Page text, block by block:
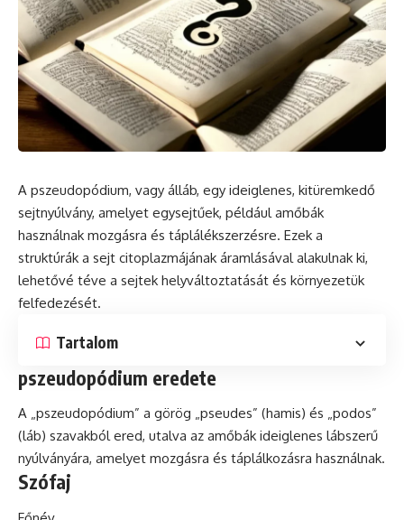
A pszeudopódium, vagy álláb, egy ideiglenes, kitüremkedő
sejtnyúlvány, amelyet egysejtűek, például amőbák
használnak mozgásra és táplálékszerzésre. Ezek a
struktúrák a sejt citoplazmájának áramlásával alakulnak ki,
lehetővé téve a sejtek helyváltoztatását és környezetük
felfedezését.
Tartalom
pszeudopódium eredete
A „pszeudopódium” a görög „pseudes” (hamis) és „podos”
(láb) szavakból ered, utalva az amőbák ideiglenes lábszerű
nyúlványára, amelyet mozgásra és táplálkozásra használnak.
Szófaj